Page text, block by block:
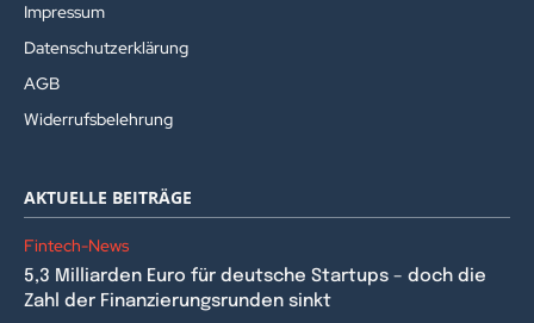
Impressum
Datenschutzerklärung
AGB
Widerrufsbelehrung
AKTUELLE BEITRÄGE
Fintech-News
5,3 Milliarden Euro für deutsche Startups – doch die
Zahl der Finanzierungsrunden sinkt